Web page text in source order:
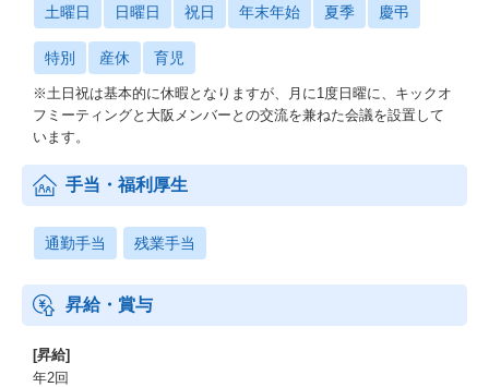
土曜日 日曜日 祝日 年末年始 夏季 慶弔
特別 産休 育児
※土日祝は基本的に休暇となりますが、月に1度日曜に、キックオ
フミーティングと大阪メンバーとの交流を兼ねた会議を設置して
います。
手当・福利厚生
通勤手当 残業手当
昇給・賞与
[昇給]
年2回